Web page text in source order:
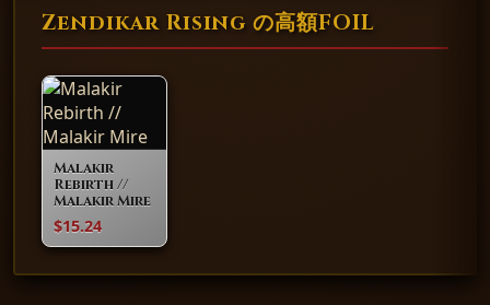
Zendikar Rising の高額FOIL
Malakir
Rebirth //
Malakir Mire
$15.24